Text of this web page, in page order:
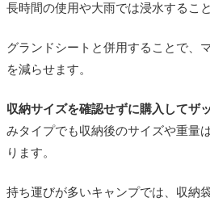
長時間の使用や大雨では浸水するこ
グランドシートと併用することで、
を減らせます。
収納サイズを確認せずに購入してザ
みタイプでも収納後のサイズや重量
ります。
持ち運びが多いキャンプでは、収納